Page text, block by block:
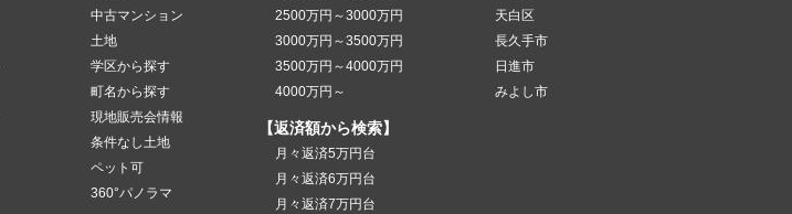
中古マンション
土地
学区から探す
町名から探す
現地販売会情報
条件なし土地
ペット可
360°パノラマ
2500万円～3000万円
3000万円～3500万円
3500万円～4000万円
4000万円～
【返済額から検索】
月々返済5万円台
月々返済6万円台
月々返済7万円台
天白区
長久手市
日進市
みよし市